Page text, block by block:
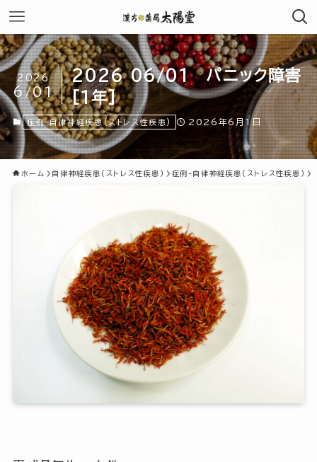
2026 06/01 パニック障害
[1年]
2026
6/01
症例-自律神経疾患(ストレス性疾患) 2026年6月1日
ホーム 自律神経疾患(ストレス性疾患) 症例-自律神経疾患(ストレス性疾患)